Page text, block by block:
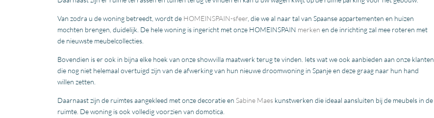
Van zodra u de woning betreedt, wordt de HOMEINSPAIN-sfeer , die we al naar tal van Spaanse appartementen en huizen
mochten brengen, duidelijk. De hele woning is ingericht met onze HOMEINSPAIN merken en de inrichting zal mee roteren met
de nieuwste meubelcollecties.
Bovendien is er ook in bijna elke hoek van onze showvilla maatwerk terug te vinden. Iets wat we ook aanbieden aan onze klanten
die nog niet helemaal overtuigd zijn van de afwerking van hun nieuwe droomwoning in Spanje en deze graag naar hun hand
willen zetten.
Daarnaast zijn de ruimtes aangekleed met onze decoratie en Sabine Maes kunstwerken die ideaal aansluiten bij de meubels in de
ruimte. De woning is ook volledig voorzien van domotica.